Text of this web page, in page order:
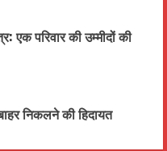
परिवार की उम्मीदों की
निकलने की हिदायत